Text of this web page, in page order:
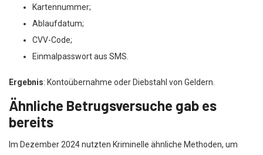
Kartennummer;
Ablaufdatum;
CVV-Code;
Einmalpasswort aus SMS.
Ergebnis: Kontoübernahme oder Diebstahl von Geldern.
Ähnliche Betrugsversuche gab es
bereits
Im Dezember 2024 nutzten Kriminelle ähnliche Methoden, um